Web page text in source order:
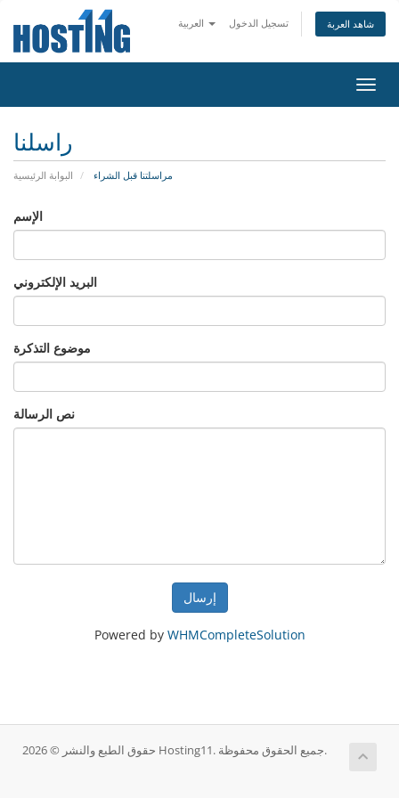
تسجيل الدخول شاهد العربة
تبديل
التنقل
راسلنا
البوابة الرئيسية مراسلتنا قبل الشراء
الإسم
البريد الإلكتروني
موضوع التذكرة
نص الرسالة
إرسال
Powered by WHMCompleteSolution
حقوق الطبع والنشر © 2026 Hosting11. جميع الحقوق محفوظة.